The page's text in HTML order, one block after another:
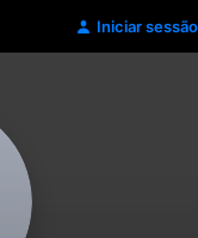
Iniciar sessão